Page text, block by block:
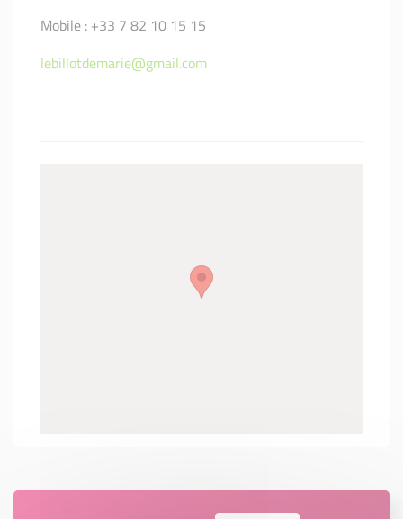
Mobile : +33 7 82 10 15 15
lebillotdemarie@gmail.com